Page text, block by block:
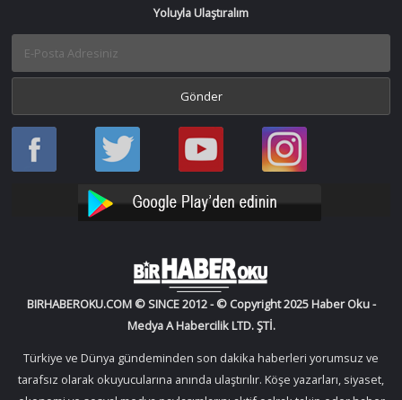
Yoluyla Ulaştıralım
Haber
Oku
Haber
Oku
Bir
Haber
YouTube
Bir
Haber
Instagram
BIRHABEROKU.COM © SINCE 2012 - © Copyright 2025 Haber Oku -
Medya A Habercilik LTD. ŞTİ.
Türkiye ve Dünya gündeminden son dakika haberleri yorumsuz ve
tarafsız olarak okuyucularına anında ulaştırılır. Köşe yazarları, siyaset,